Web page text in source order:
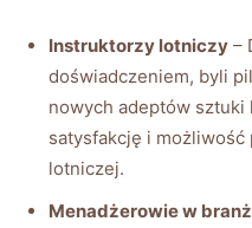
Instruktorzy lotniczy –
doświadczeniem, byli
nowych adeptów sztuki
satysfakcję i‍ możliwość
lotniczej.
Menadżerowie w